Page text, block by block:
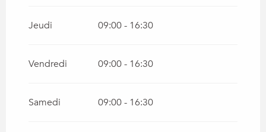
Jeudi 09:00 - 16:30
Vendredi 09:00 - 16:30
Samedi 09:00 - 16:30